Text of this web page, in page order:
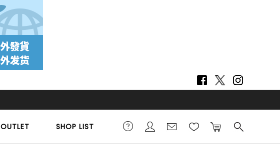
OUTLET SHOP LIST